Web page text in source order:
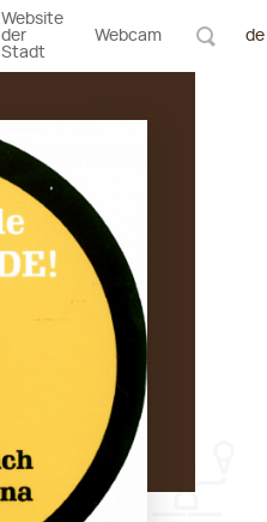
Website
der
Stadt
Webcam de